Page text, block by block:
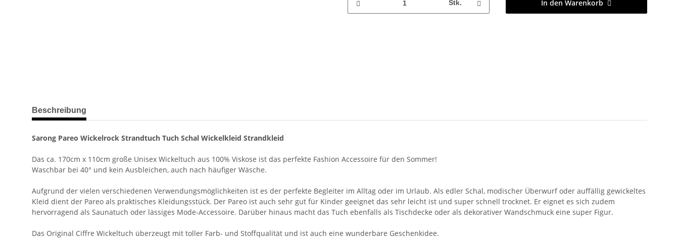
Stk. In den Warenkorb
weitere Registerkarten anzeigen
Beschreibung
Sarong Pareo Wickelrock Strandtuch Tuch Schal Wickelkleid Strandkleid
Das ca. 170cm x 110cm große Unisex Wickeltuch aus 100% Viskose ist das perfekte Fashion Accessoire für den Sommer!
Waschbar bei 40° und kein Ausbleichen, auch nach häufiger Wäsche.
Aufgrund der vielen verschiedenen Verwendungsmöglichkeiten ist es der perfekte Begleiter im Alltag oder im Urlaub. Als edler Schal, modischer Überwurf oder auffällig gewickeltes
Kleid dient der Pareo als praktisches Kleidungsstück. Der Pareo ist auch sehr gut für Kinder geeignet das sehr leicht ist und super schnell trocknet. Er eignet es sich zudem
hervorragend als Saunatuch oder lässiges Mode-Accessoire. Darüber hinaus macht das Tuch ebenfalls als Tischdecke oder als dekorativer Wandschmuck eine super Figur.
Das Original Ciffre Wickeltuch überzeugt mit toller Farb- und Stoffqualität und ist auch eine wunderbare Geschenkidee.